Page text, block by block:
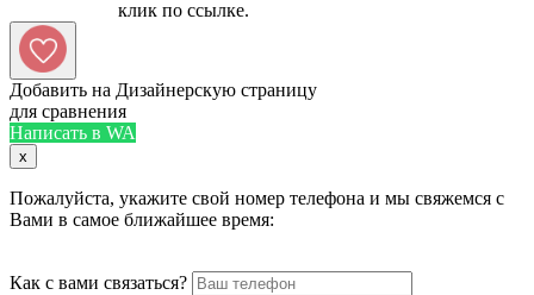
Добавить на Дизайнерскую страницу
для сравнения
Написать в WA
x
Пожалуйста, укажите свой номер телефона и мы свяжемся с
Вами в самое ближайшее время:
Как с вами связаться?